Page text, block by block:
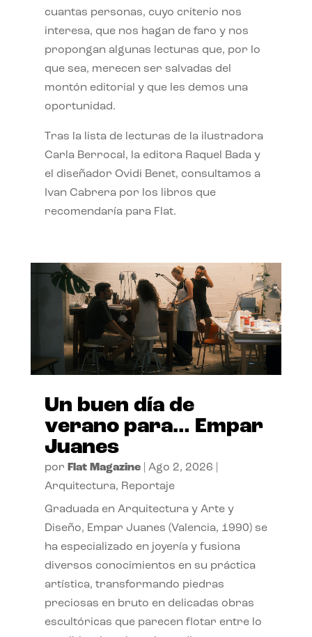
cuantas personas, cuyo criterio nos
interesa, que nos hagan de faro y nos
propongan algunas lecturas que, por lo
que sea, merecen ser salvadas del
montón editorial y que les demos una
oportunidad.
Tras la lista de lecturas de la ilustradora
Carla Berrocal, la editora Raquel Bada y
el diseñador Ovidi Benet, consultamos a
Ivan Cabrera por los libros que
recomendaría para Flat.
Un buen día de
verano para… Empar
Juanes
por Flat Magazine| Ago 2, 2026
Arquitectura, Reportaje
Graduada en Arquitectura y Arte y
Diseño, Empar Juanes (Valencia, 1990) se
ha especializado en joyería y fusiona
diversos conocimientos en su práctica
artística, transformando piedras
preciosas en bruto en delicadas obras
escultóricas que parecen flotar entre lo